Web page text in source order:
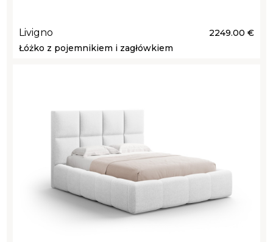
Livigno
2249.00 €
Łóżko z pojemnikiem i zagłówkiem